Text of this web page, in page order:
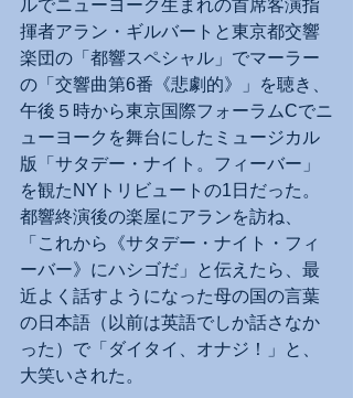
ルでニューヨーク生まれの首席客演指
揮者アラン・ギルバートと東京都交響
楽団の「都響スペシャル」でマーラー
の「交響曲第6番《悲劇的》」を聴き、
午後５時から東京国際フォーラムCでニ
ューヨークを舞台にしたミュージカル
版「サタデー・ナイト。フィーバー」
を観たNYトリビュートの1日だった。
都響終演後の楽屋にアランを訪ね、
「これから《サタデー・ナイト・フィ
ーバー》にハシゴだ」と伝えたら、最
近よく話すようになった母の国の言葉
の日本語（以前は英語でしか話さなか
った）で「ダイタイ、オナジ！」と、
大笑いされた。